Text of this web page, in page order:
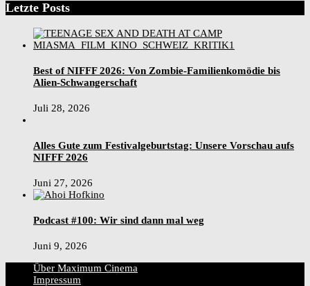
Letzte Posts
Best of NIFFF 2026: Von Zombie-Familienkomödie bis
Alien-Schwangerschaft
Juli 28, 2026
Alles Gute zum Festivalgeburtstag: Unsere Vorschau aufs
NIFFF 2026
Juni 27, 2026
Podcast #100: Wir sind dann mal weg
Juni 9, 2026
Über Maximum Cinema
Impressum